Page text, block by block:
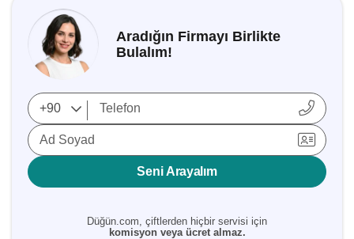
Aradığın Firmayı Birlikte
Bulalım!
Ad Soyad
Seni Arayalım
Düğün.com, çiftlerden hiçbir servisi için
komisyon veya ücret almaz.